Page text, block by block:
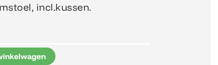
incl.kussen.